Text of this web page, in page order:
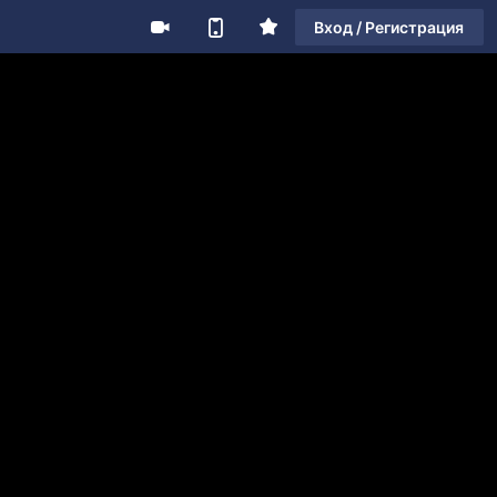
Вход / Регистрация